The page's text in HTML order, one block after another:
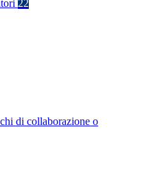
22
di collaborazione o